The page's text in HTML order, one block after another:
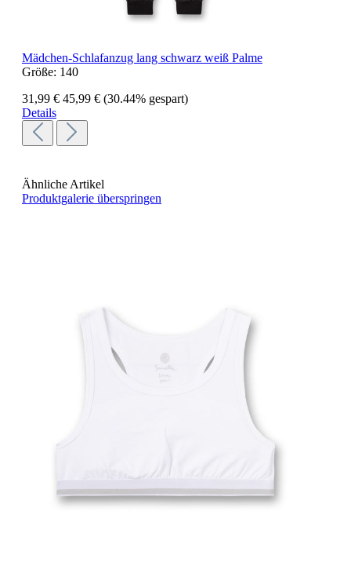
Mädchen-Schlafanzug lang schwarz weiß Palme
Größe: 140
31,99 € 45,99 € (30.44% gespart)
Details
Ähnliche Artikel
Produktgalerie überspringen